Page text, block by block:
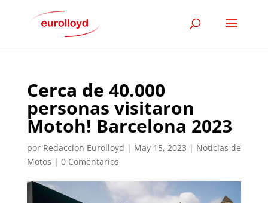
Cerca de 40.000
personas visitaron
Motoh! Barcelona 2023
por Redaccion Eurolloyd | May 15, 2023 | Noticias de
Motos | 0 Comentarios